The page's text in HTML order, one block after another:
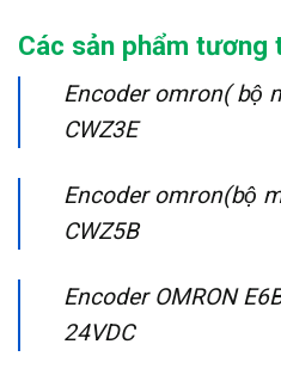
Các sản phẩm tương
Encoder omron( bộ
CWZ3E
Encoder omron(bộ
CWZ5B
Encoder OMRON
24VDC